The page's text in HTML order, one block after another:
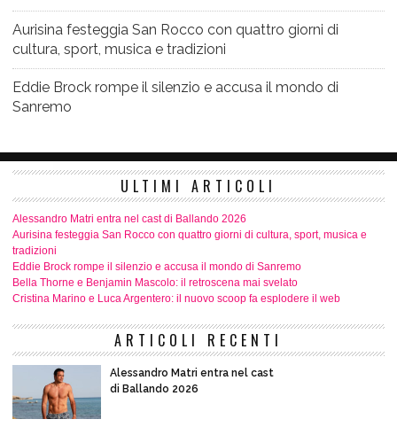
Aurisina festeggia San Rocco con quattro giorni di
cultura, sport, musica e tradizioni
Eddie Brock rompe il silenzio e accusa il mondo di
Sanremo
ULTIMI ARTICOLI
Alessandro Matri entra nel cast di Ballando 2026
Aurisina festeggia San Rocco con quattro giorni di cultura, sport, musica e
tradizioni
Eddie Brock rompe il silenzio e accusa il mondo di Sanremo
Bella Thorne e Benjamin Mascolo: il retroscena mai svelato
Cristina Marino e Luca Argentero: il nuovo scoop fa esplodere il web
ARTICOLI RECENTI
Alessandro Matri entra nel cast
di Ballando 2026